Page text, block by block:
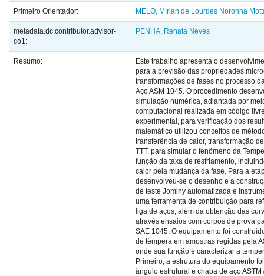
Primeiro Orientador: MELO, Mírian de Lourdes Noronha
metadata.dc.contributor.advisor-
co1:
PENHA, Renata Neves
Resumo:
Este trabalho apresenta o
para a previsão das propriedades
transformações de fases no processo
Aço ASM 1045. O procedimento
simulação numérica, adiantada por
computacional realizada em código
experimental, para verificação dos
matemático utilizou conceitos de
transferência de calor, transformação
TTT, para simular o fenômeno da
função da taxa de resfriamento,
calor pela mudança da fase. Para a
desenvolveu-se o desenho e a
de teste Jominy automatizada e
uma ferramenta de contribuição para
liga de aços, além da obtenção das
através ensaios com corpos de prova
SAE 1045; O equipamento foi
de têmpera em amostras regidas pela
onde sua função é caracterizar a
Primeiro, a estrutura do equipamento
ângulo estrutural e chapa de aço ASTM